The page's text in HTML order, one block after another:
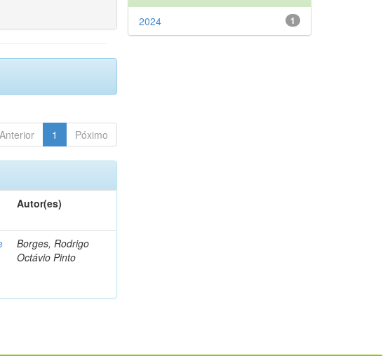
Anterior 1 Póximo
Autor(es)
Borges, Rodrigo
Octávio Pinto
1
2024